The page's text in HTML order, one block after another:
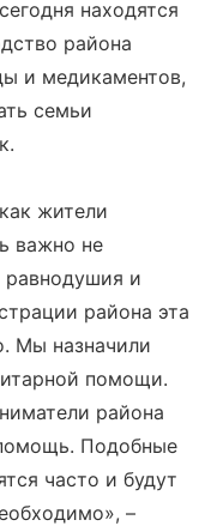
находятся
района
и медикаментов,
семьи
жители
важно не
равнодушия и
района эта
Мы назначили
помощи.
района
Подобные
часто и будут
–